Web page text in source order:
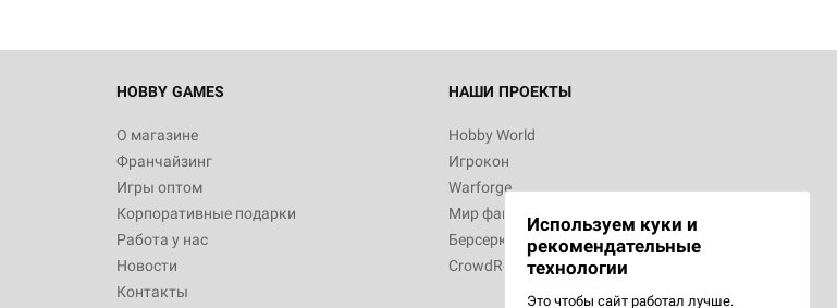
HOBBY GAMES
О магазине
Франчайзинг
Игры оптом
Корпоративные подарки
Работа у нас
Новости
Контакты
НАШИ ПРОЕКТЫ
Hobby World
Игрокон
Warforge
Мир фантастики
Берсерк
CrowdRepublic
Используем куки и
рекомендательные
технологии
Это чтобы сайт работал лучше.